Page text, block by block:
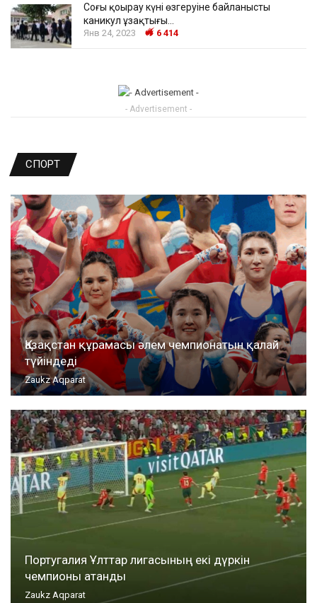
Соңғы қоңырау күні өзгеруіне байланысты
каникул ұзақтығы…
Янв 24, 2023 6 414
- Advertisement -
СПОРТ
Қазақстан құрамасы әлем чемпионатын қалай
түйіндеді
Zaukz Aqparat
Португалия Ұлттар лигасының екі дүркін
чемпионы атанды
Zaukz Aqparat